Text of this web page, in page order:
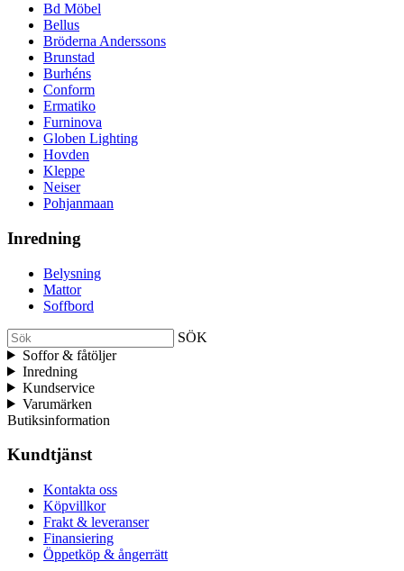
Bd Möbel
Bellus
Bröderna Anderssons
Brunstad
Burhéns
Conform
Ermatiko
Furninova
Globen Lighting
Hovden
Kleppe
Neiser
Pohjanmaan
Inredning
Belysning
Mattor
Soffbord
SÖK
Soffor & fåtöljer
Inredning
Kundservice
Varumärken
Butiksinformation
Kundtjänst
Kontakta oss
Köpvillkor
Frakt & leveranser
Finansiering
Öppetköp & ångerrätt